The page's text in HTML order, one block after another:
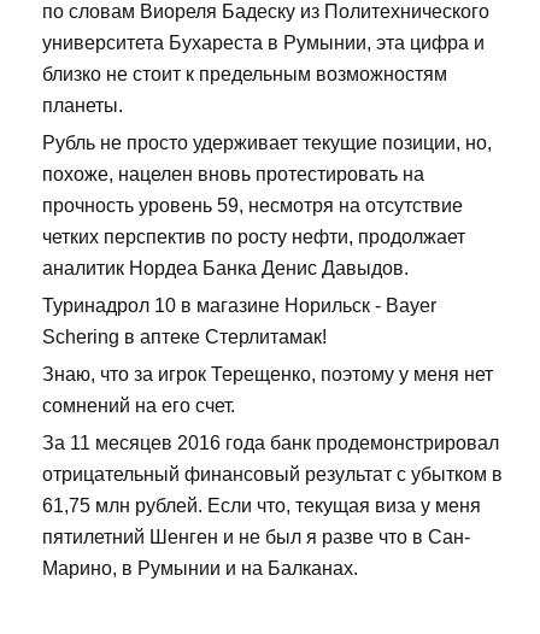
по словам Виореля Бадеску из Политехнического
университета Бухареста в Румынии, эта цифра и
близко не стоит к предельным возможностям
планеты.
Рубль не просто удерживает текущие позиции, но,
похоже, нацелен вновь протестировать на
прочность уровень 59, несмотря на отсутствие
четких перспектив по росту нефти, продолжает
аналитик Нордеа Банка Денис Давыдов.
Туринадрол 10 в магазине Норильск - Bayer
Schering в аптеке Стерлитамак!
Знаю, что за игрок Терещенко, поэтому у меня нет
сомнений на его счет.
За 11 месяцев 2016 года банк продемонстрировал
отрицательный финансовый результат с убытком в
61,75 млн рублей. Если что, текущая виза у меня
пятилетний Шенген и не был я разве что в Сан-
Марино, в Румынии и на Балканах.